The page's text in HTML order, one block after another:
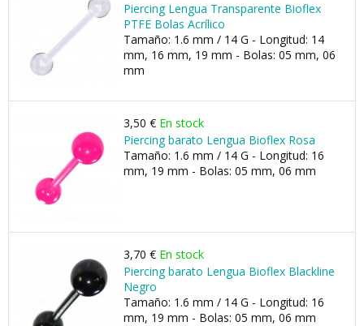
Piercing Lengua Transparente Bioflex
PTFE Bolas Acrílico
Tamaño: 1.6 mm / 14 G - Longitud: 14
mm, 16 mm, 19 mm - Bolas: 05 mm, 06
mm
3,50 € En stock
Piercing barato Lengua Bioflex Rosa
Tamaño: 1.6 mm / 14 G - Longitud: 16
mm, 19 mm - Bolas: 05 mm, 06 mm
3,70 € En stock
Piercing barato Lengua Bioflex Blackline
Negro
Tamaño: 1.6 mm / 14 G - Longitud: 16
mm, 19 mm - Bolas: 05 mm, 06 mm